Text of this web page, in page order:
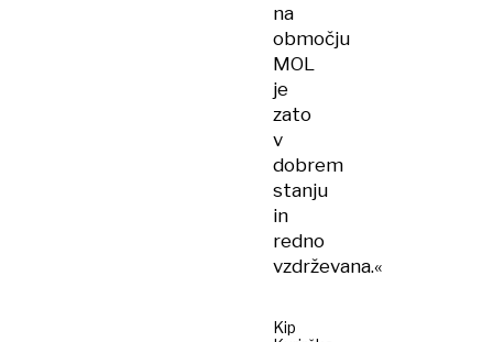
na
območju
MOL
je
zato
v
dobrem
stanju
in
redno
vzdrževana.«
Kip